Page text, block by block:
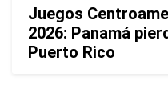
Juegos
2026: Panamá
Puerto Rico